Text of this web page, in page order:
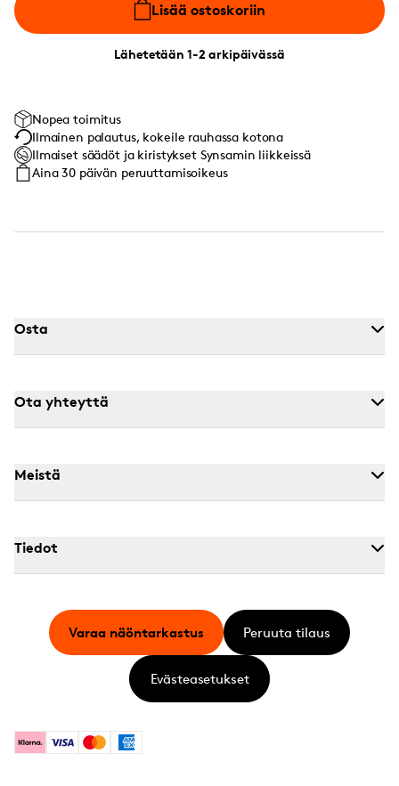
Lisää ostoskoriin
Lähetetään 1-2 arkipäivässä
Nopea toimitus
Ilmainen palautus, kokeile rauhassa kotona
Ilmaiset säädöt ja kiristykset Synsamin liikkeissä
Aina 30 päivän peruuttamisoikeus
Osta
Ota yhteyttä
Meistä
Tiedot
KlarnaVisa MastercardAmerican Express
Varaa näöntarkastus Peruuta tilaus
Evästeasetukset